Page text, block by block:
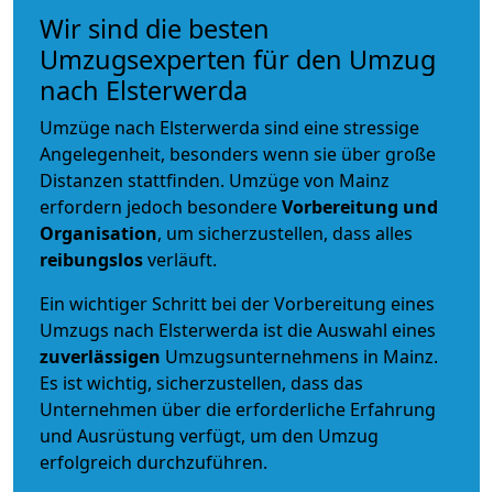
Wir sind die besten
Umzugsexperten für den Umzug
nach Elsterwerda
Umzüge nach Elsterwerda sind eine stressige
Angelegenheit, besonders wenn sie über große
Distanzen stattfinden. Umzüge von Mainz
erfordern jedoch besondereVorbereitung und
Organisation, um sicherzustellen, dass alles
reibungslosverläuft.
Ein wichtiger Schritt bei der Vorbereitung eines
Umzugs nach Elsterwerda ist die Auswahl eines
zuverlässigen Umzugsunternehmens in Mainz.
Es ist wichtig, sicherzustellen, dass das
Unternehmen über die erforderliche Erfahrung
und Ausrüstung verfügt, um den Umzug
erfolgreich durchzuführen.